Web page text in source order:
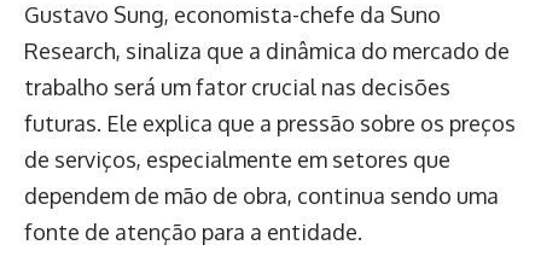
Gustavo Sung, economista-chefe da Suno
Research, sinaliza que a dinâmica do mercado de
trabalho será um fator crucial nas decisões
futuras. Ele explica que a pressão sobre os preços
de serviços, especialmente em setores que
dependem de mão de obra, continua sendo uma
fonte de atenção para a entidade.